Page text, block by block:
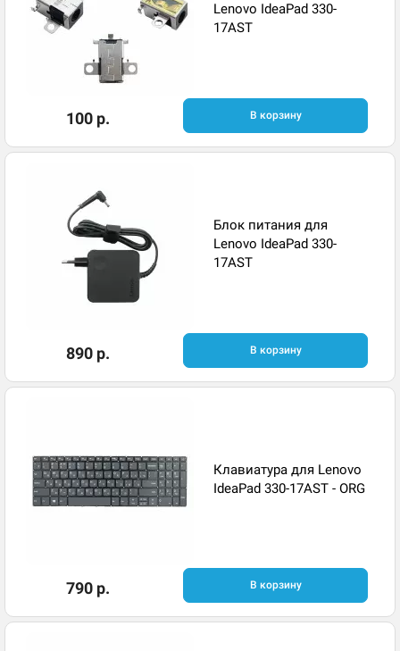
Lenovo IdeaPad 330-
17AST
100 р. В корзину
Блок питания для
Lenovo IdeaPad 330-
17AST
890 р. В корзину
Клавиатура для Lenovo
IdeaPad 330-17AST - ORG
790 р. В корзину